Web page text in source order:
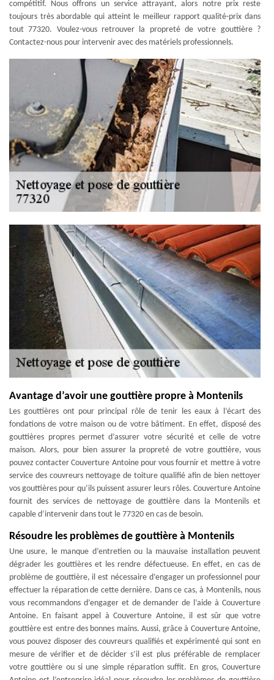
compétitif. Nous offrons un service attrayant, alors notre prix reste
toujours très abordable qui atteint le meilleur rapport qualité-prix dans
tout 77320. Voulez-vous retrouver la propreté de votre gouttière ?
Contactez-nous pour intervenir avec des matériels professionnels.
Avantage d’avoir une gouttière propre à Montenils
Les gouttières ont pour principal rôle de tenir les eaux à l’écart des
fondations de votre maison ou de votre bâtiment. En effet, disposé des
gouttières propres permet d’assurer votre sécurité et celle de votre
maison. Alors, pour bien assurer la propreté de votre gouttière, vous
pouvez contacter Couverture Antoine pour vous fournir et mettre à votre
service des couvreurs nettoyage de toiture qualifié afin de bien nettoyer
vos gouttières pour qu’ils puissent assurer leurs rôles. Couverture Antoine
fournit des services de nettoyage de gouttière dans la Montenils et
capable d’intervenir dans tout le 77320 en cas de besoin.
Résoudre les problèmes de gouttière à Montenils
Une usure, le manque d’entretien ou la mauvaise installation peuvent
dégrader les gouttières et les rendre défectueuse. En effet, en cas de
problème de gouttière, il est nécessaire d’engager un professionnel pour
effectuer la réparation de cette dernière. Dans ce cas, à Montenils, nous
vous recommandons d’engager et de demander de l’aide à Couverture
Antoine. En faisant appel à Couverture Antoine, il est sûr que votre
gouttière est entre des bonnes mains. Aussi, grâce à Couverture Antoine,
vous pouvez disposer des couvreurs qualifiés et expérimenté qui sont en
mesure de vérifier et de décider s’il est plus préférable de remplacer
votre gouttière ou si une simple réparation suffit. En gros, Couverture